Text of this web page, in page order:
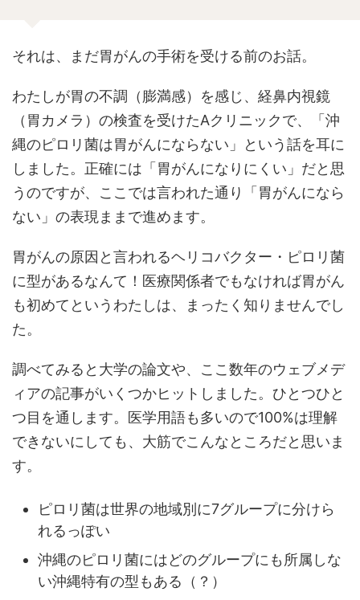
それは、まだ胃がんの手術を受ける前のお話。
わたしが胃の不調（膨満感）を感じ、経鼻内視鏡
（胃カメラ）の検査を受けたAクリニックで、「沖
縄のピロリ菌は胃がんにならない」という話を耳に
しました。正確には「胃がんになりにくい」だと思
うのですが、ここでは言われた通り「胃がんになら
ない」の表現ままで進めます。
胃がんの原因と言われるヘリコバクター・ピロリ菌
に型があるなんて！医療関係者でもなければ胃がん
も初めてというわたしは、まったく知りませんでし
た。
調べてみると大学の論文や、ここ数年のウェブメデ
ィアの記事がいくつかヒットしました。ひとつひと
つ目を通します。医学用語も多いので100%は理解
できないにしても、大筋でこんなところだと思いま
す。
ピロリ菌は世界の地域別に7グループに分けら
れるっぽい
沖縄のピロリ菌にはどのグループにも所属しな
い沖縄特有の型もある（？）